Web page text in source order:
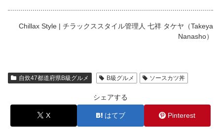
Chillax Style | チラックススタイル管理人 七祥 タケヤ（Takeya
Nanasho）
自炊47都道府県B級グルメ B級グルメ ソースカツ丼
シェアする
X はてブ Pinterest